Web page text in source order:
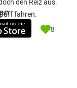
den Reiz aus.
fahren.
8